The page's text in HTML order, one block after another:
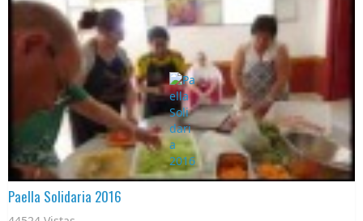
Paella Solidaria 2016